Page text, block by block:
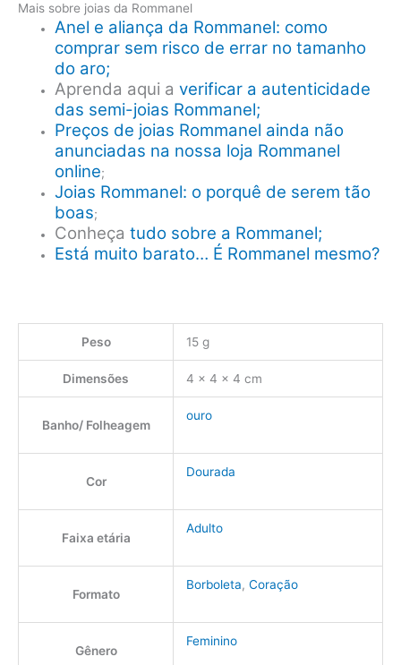
Mais sobre joias da Rommanel
Anel e aliança da Rommanel: como
comprar sem risco de errar no tamanho
do aro;
Aprenda aqui averificar a autenticidade
das semi-joias Rommanel;
Preços de joias Rommanel ainda não
anunciadas na nossa loja Rommanel
online;
Joias Rommanel: o porquê de serem tão
boas;
Conheçatudo sobre a Rommanel;
Está muito barato… É Rommanel mesmo?
Peso 15 g
Dimensões 4 × 4 × 4 cm
Banho/ Folheagem
ouro
Cor
Dourada
Faixa etária
Adulto
Formato
Borboleta, Coração
Gênero
Feminino